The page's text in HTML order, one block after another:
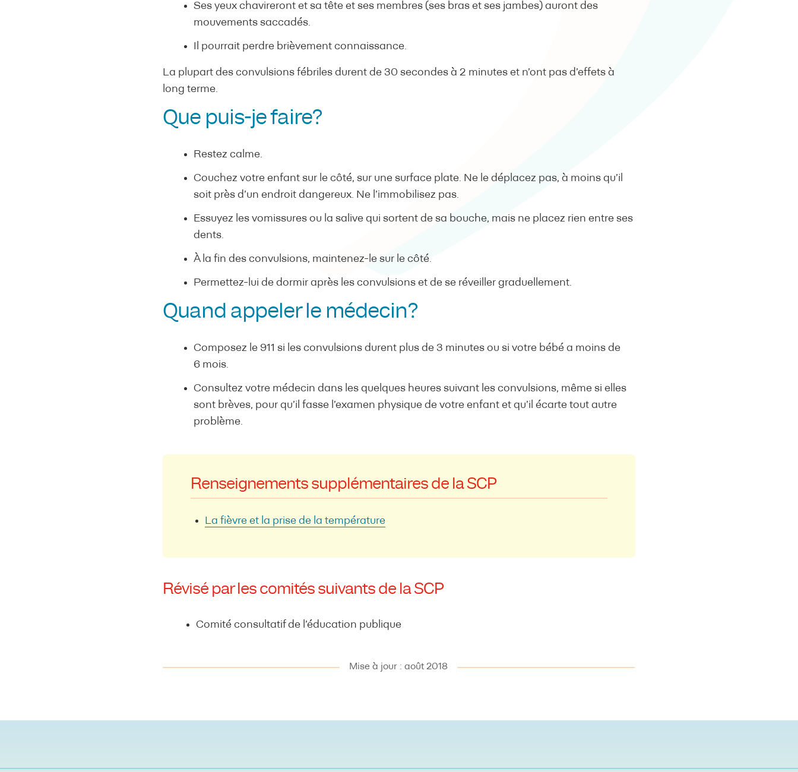
Ses yeux chavireront et sa tête et ses membres (ses bras et ses jambes) auront des
mouvements saccadés.
Il pourrait perdre brièvement connaissance.
La plupart des convulsions fébriles durent de 30 secondes à 2 minutes et n’ont pas d’effets à
long terme.
Que puis-je faire?
Restez calme.
Couchez votre enfant sur le côté, sur une surface plate. Ne le déplacez pas, à moins qu’il
soit près d’un endroit dangereux. Ne l’immobilisez pas.
Essuyez les vomissures ou la salive qui sortent de sa bouche, mais ne placez rien entre ses
dents.
À la fin des convulsions, maintenez-le sur le côté.
Permettez-lui de dormir après les convulsions et de se réveiller graduellement.
Quand appeler le médecin?
Composez le 911 si les convulsions durent plus de 3 minutes ou si votre bébé a moins de
6 mois.
Consultez votre médecin dans les quelques heures suivant les convulsions, même si elles
sont brèves, pour qu’il fasse l’examen physique de votre enfant et qu’il écarte tout autre
problème.
Renseignements supplémentaires de la SCP
La fièvre et la prise de la température
Révisé par les comités suivants de la SCP
Comité consultatif de l’éducation publique
Mise à jour : août 2018